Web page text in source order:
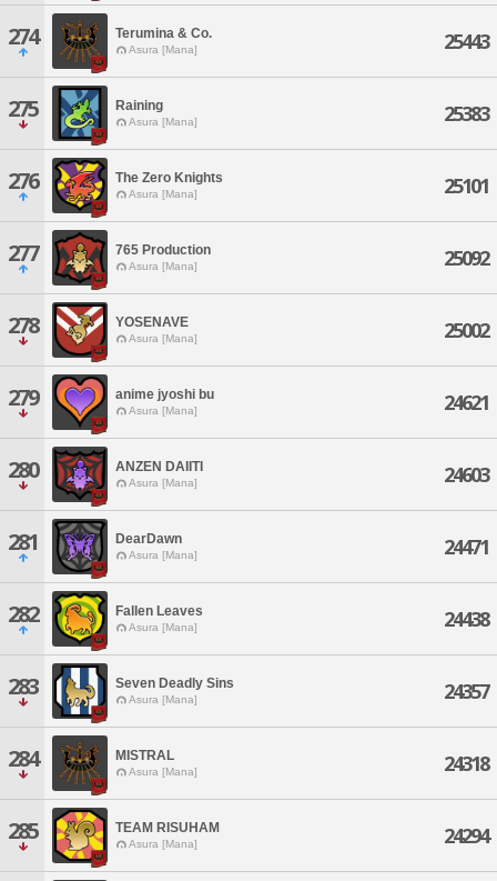
274 Terumina & Co.
Asura [Mana] 25443
275 Raining
Asura [Mana] 25383
276 The Zero Knights
Asura [Mana] 25101
277 765 Production
Asura [Mana] 25092
278 YOSENAVE
Asura [Mana] 25002
279 anime jyoshi bu
Asura [Mana] 24621
280 ANZEN DAIITI
Asura [Mana] 24603
281 DearDawn
Asura [Mana] 24471
282 Fallen Leaves
Asura [Mana] 24438
283 Seven Deadly Sins
Asura [Mana] 24357
284 MISTRAL
Asura [Mana] 24318
285 TEAM RISUHAM
Asura [Mana] 24294